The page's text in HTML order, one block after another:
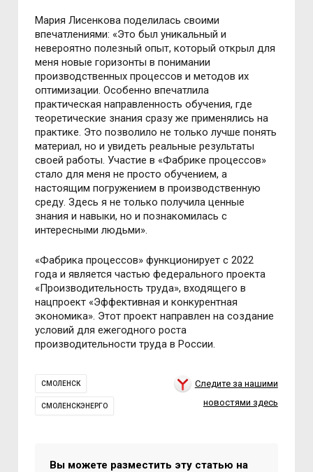
Мария Лисенкова поделилась своими
впечатлениями: «Это был уникальный и
невероятно полезный опыт, который открыл для
меня новые горизонты в понимании
производственных процессов и методов их
оптимизации. Особенно впечатлила
практическая направленность обучения, где
теоретические знания сразу же применялись на
практике. Это позволило не только лучше понять
материал, но и увидеть реальные результаты
своей работы. Участие в «Фабрике процессов»
стало для меня не просто обучением, а
настоящим погружением в производственную
среду. Здесь я не только получила ценные
знания и навыки, но и познакомилась с
интересными людьми».
«Фабрика процессов» функционирует с 2022
года и является частью федерального проекта
«Производительность труда», входящего в
нацпроект «Эффективная и конкурентная
экономика». Этот проект направлен на создание
условий для ежегодного роста
производительности труда в России.
СМОЛЕНСК
СМОЛЕНСКЭНЕРГО
Следите за нашими
новостями здесь
Вы можете разместить эту статью на